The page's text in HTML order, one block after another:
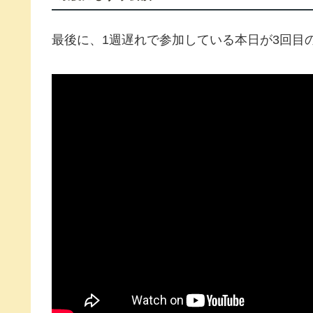
最後に、1週遅れで参加している本日が3回目